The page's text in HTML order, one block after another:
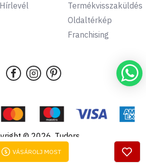
VÁSÁROLJ MOST
Hírlevél
Termékvisszaküldés
Oldaltérkép
Franchising
© 2026, Tudors,
jog fenntartva.